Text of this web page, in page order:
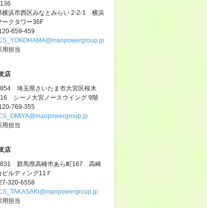
横浜市西区みなとみらい 2-2-1 横浜
ークタワー36F
659-459
用担当
店
埼玉県さいたま市大宮区桜木
シーノ大宮ノースウイング 9階
769-355
用担当
店
群馬県高崎市あら町167 高崎
ビルディング11Ｆ
320-6558
用担当